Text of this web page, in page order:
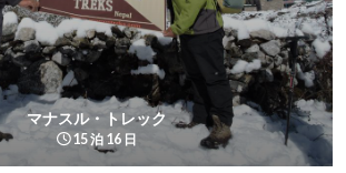
マナスル・トレック
15 泊 16 日